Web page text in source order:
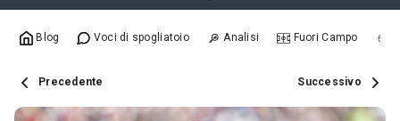
Blog Voci di spogliatoio Analisi Fuori Campo
Precedente Successivo